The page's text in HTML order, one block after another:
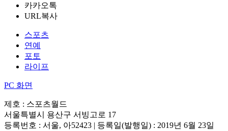
카카오톡
URL복사
스포츠
연예
포토
라이프
PC 화면
제호 : 스포츠월드
서울특별시 용산구 서빙고로 17
등록번호 : 서울, 아52423 | 등록일(발행일) : 2019년 6월 23일